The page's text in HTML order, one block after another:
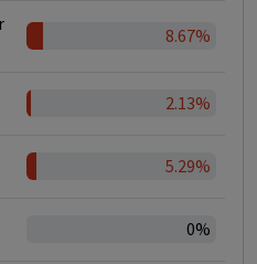
8.67%
2.13%
5.29%
0%